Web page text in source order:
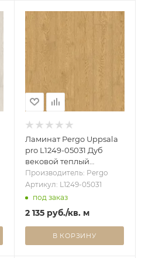
Ламинат Pergo Uppsala
pro L1249-05031 Дуб
вековой теплый
натуральный (1,596 м2)
Производитель: Pergo
Артикул: L1249-05031
под заказ
2 135руб./кв. м
В КОРЗИНУ